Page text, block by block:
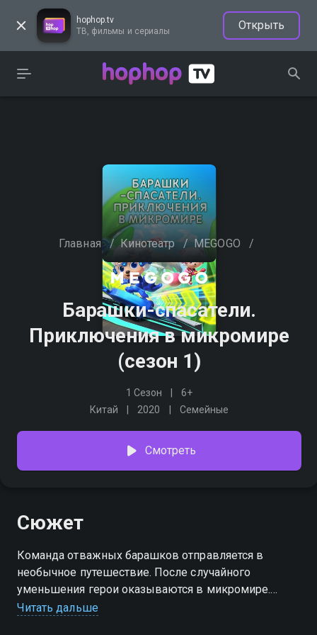
hophop.tv
ТВ, фильмы и сериалы
Открыть
Главная / Кинотеатр / MEGOGO /
Барашки-спасатели.
Приключения в микромире
(сезон 1)
1 Сезон
6+
Китай
2020 Семейные
Смотреть
Сюжет
Команда отважных барашков отправляется в
необычное путешествие. После случайного
уменьшения герои оказываются в микромире.
Теперь привычные вещи кажутся гигантскими и таят
Читать дальше